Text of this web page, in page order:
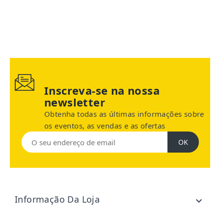
Inscreva-se na nossa
newsletter
Obtenha todas as últimas informações sobre
os eventos, as vendas e as ofertas
Informação Da Loja 